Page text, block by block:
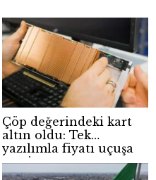
Çöp değerindeki kart
altın oldu: Tek
yazılımla fiyatı uçuşa
geçti